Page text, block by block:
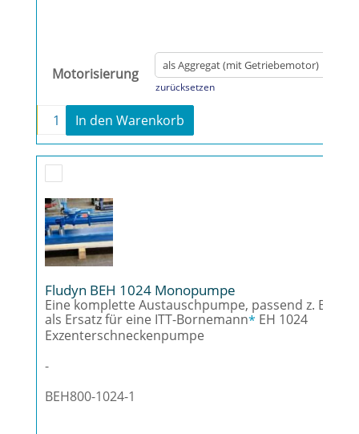
Motorisierung
zurücksetzen
Fludyn BE4L 1024 Monopumpe Menge
+
In den Warenkorb
Fludyn BEH 1024 Monopumpe
Eine komplette Austauschpumpe, passend z. B.
als Ersatz für eine ITT-Bornemann* EH 1024
Exzenterschneckenpumpe
-
BEH800-1024-1